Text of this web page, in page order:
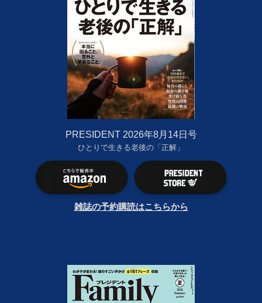
PRESIDENT 2026年8月14日号
ひとりで生きる老後の「正解」
雑誌の予約購読はこちらから